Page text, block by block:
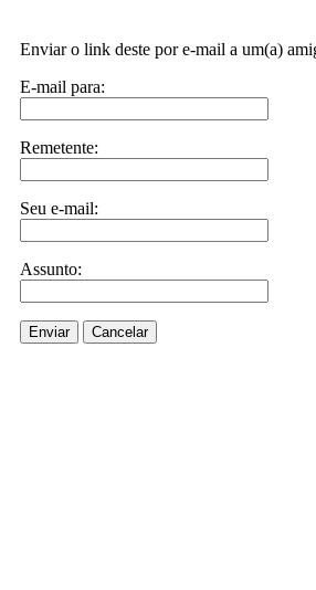
Enviar o link deste por e-mail a um(a)
E-mail para:
Remetente:
Seu e-mail:
Assunto:
Enviar Cancelar